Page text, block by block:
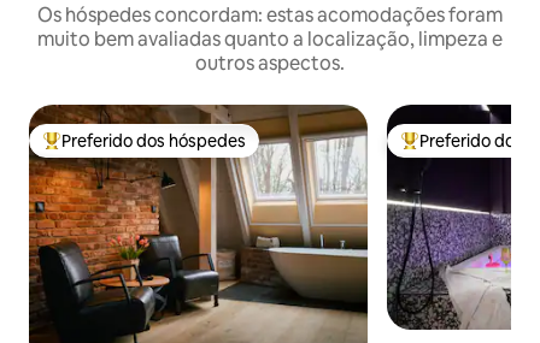
Os hóspedes concordam: estas acomodações foram
muito bem avaliadas quanto a localização, limpeza e
outros aspectos.
Entre os melhores preferidos dos hóspedes
Preferido dos hóspedes Entre os
Preferido dos